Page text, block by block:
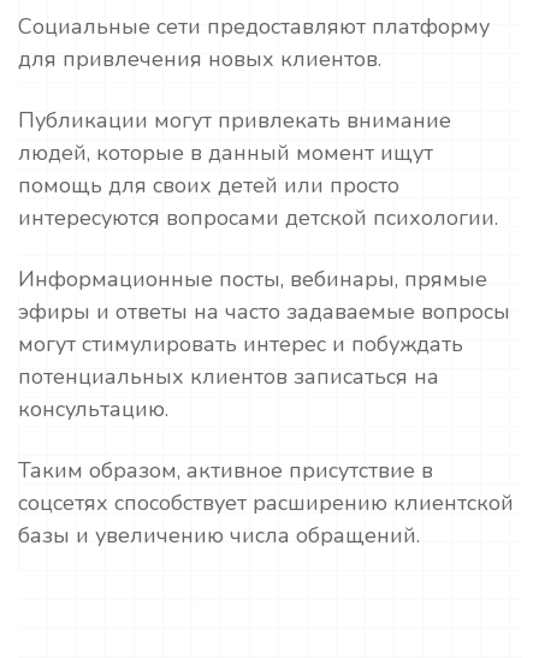
Социальные сети предоставляют платформу
для привлечения новых клиентов.
Публикации могут привлекать внимание
людей, которые в данный момент ищут
помощь для своих детей или просто
интересуются вопросами детской психологии.
Информационные посты, вебинары, прямые
эфиры и ответы на часто задаваемые вопросы
могут стимулировать интерес и побуждать
потенциальных клиентов записаться на
консультацию.
Таким образом, активное присутствие в
соцсетях способствует расширению клиентской
базы и увеличению числа обращений.